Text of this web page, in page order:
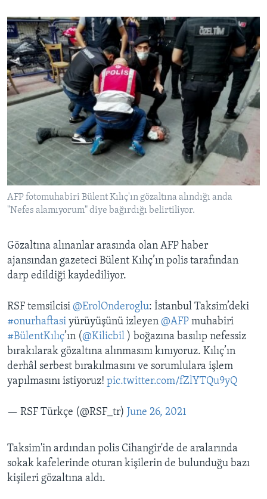
AFP fotomuhabiri Bülent Kılıç'ın gözaltına alındığı anda
"Nefes alamıyorum" diye bağırdığı belirtiliyor.
Gözaltına alınanlar arasında olan AFP haber
ajansından gazeteci Bülent Kılıç’ın polis tarafından
darp edildiği kaydediliyor.
RSF temsilcisi @ErolOnderoglu: İstanbul Taksim’deki
#onurhaftasi yürüyüşünü izleyen @AFP muhabiri
#BülentKılıç’ın (@Kilicbil ) boğazına basılıp nefessiz
bırakılarak gözaltına alınmasını kınıyoruz. Kılıç’ın
derhâl serbest bırakılmasını ve sorumlulara işlem
yapılmasını istiyoruz! pic.twitter.com/fZlYTQu9yQ
— RSF Türkçe (@RSF_tr) June 26, 2021
Taksim'in ardından polis Cihangir'de de aralarında
sokak kafelerinde oturan kişilerin de bulunduğu bazı
kişileri gözaltına aldı.